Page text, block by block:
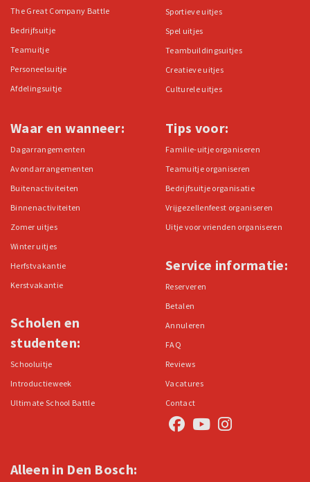
The Great Company Battle
Bedrijfsuitje
Teamuitje
Personeelsuitje
Afdelingsuitje
Sportieve uitjes
Spel uitjes
Teambuildingsuitjes
Creatieve uitjes
Culturele uitjes
Waar en wanneer:
Dagarrangementen
Avondarrangementen
Buitenactiviteiten
Binnenactiviteiten
Zomer uitjes
Winter uitjes
Herfstvakantie
Kerstvakantie
Scholen en
studenten:
Schooluitje
Introductieweek
Ultimate School Battle
Tips voor:
Familie-uitje organiseren
Teamuitje organiseren
Bedrijfsuitje organisatie
Vrijgezellenfeest organiseren
Uitje voor vrienden organiseren
Service informatie:
Reserveren
Betalen
Annuleren
FAQ
Reviews
Vacatures
Contact
Alleen in Den Bosch: